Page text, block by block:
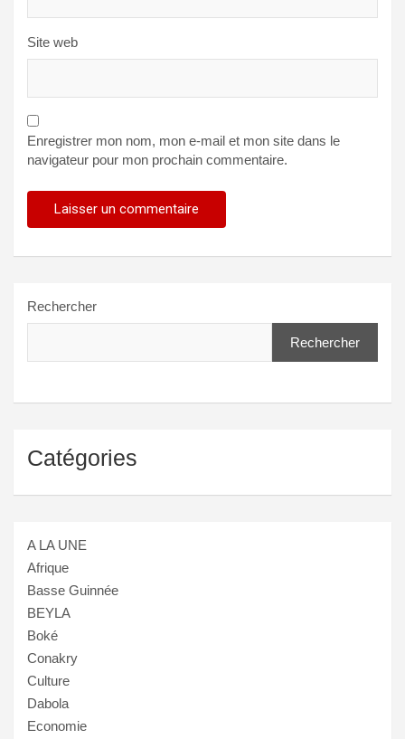
Site web
Enregistrer mon nom, mon e-mail et mon site dans le
navigateur pour mon prochain commentaire.
Rechercher
Rechercher
Catégories
A LA UNE
Afrique
Basse Guinnée
BEYLA
Boké
Conakry
Culture
Dabola
Economie